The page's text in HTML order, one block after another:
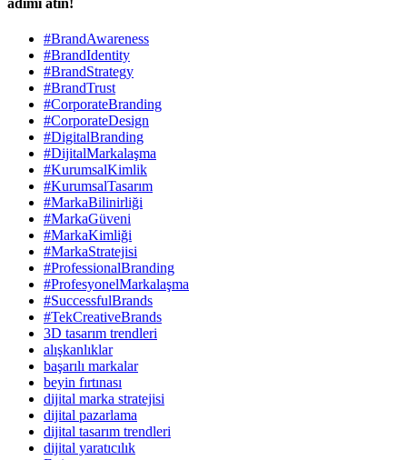
#BrandAwareness
#BrandIdentity
#BrandStrategy
#BrandTrust
#CorporateBranding
#CorporateDesign
#DigitalBranding
#DijitalMarkalaşma
#KurumsalKimlik
#KurumsalTasarım
#MarkaBilinirliği
#MarkaGüveni
#MarkaKimliği
#MarkaStratejisi
#ProfessionalBranding
#ProfesyonelMarkalaşma
#SuccessfulBrands
#TekCreativeBrands
3D tasarım trendleri
alışkanlıklar
başarılı markalar
beyin fırtınası
dijital marka stratejisi
dijital pazarlama
dijital tasarım trendleri
dijital yaratıcılık